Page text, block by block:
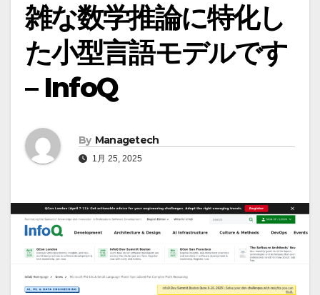
雑な数学推論に特化し
た小型言語モデルです
– InfoQ
By Managetech
1月 25, 2025